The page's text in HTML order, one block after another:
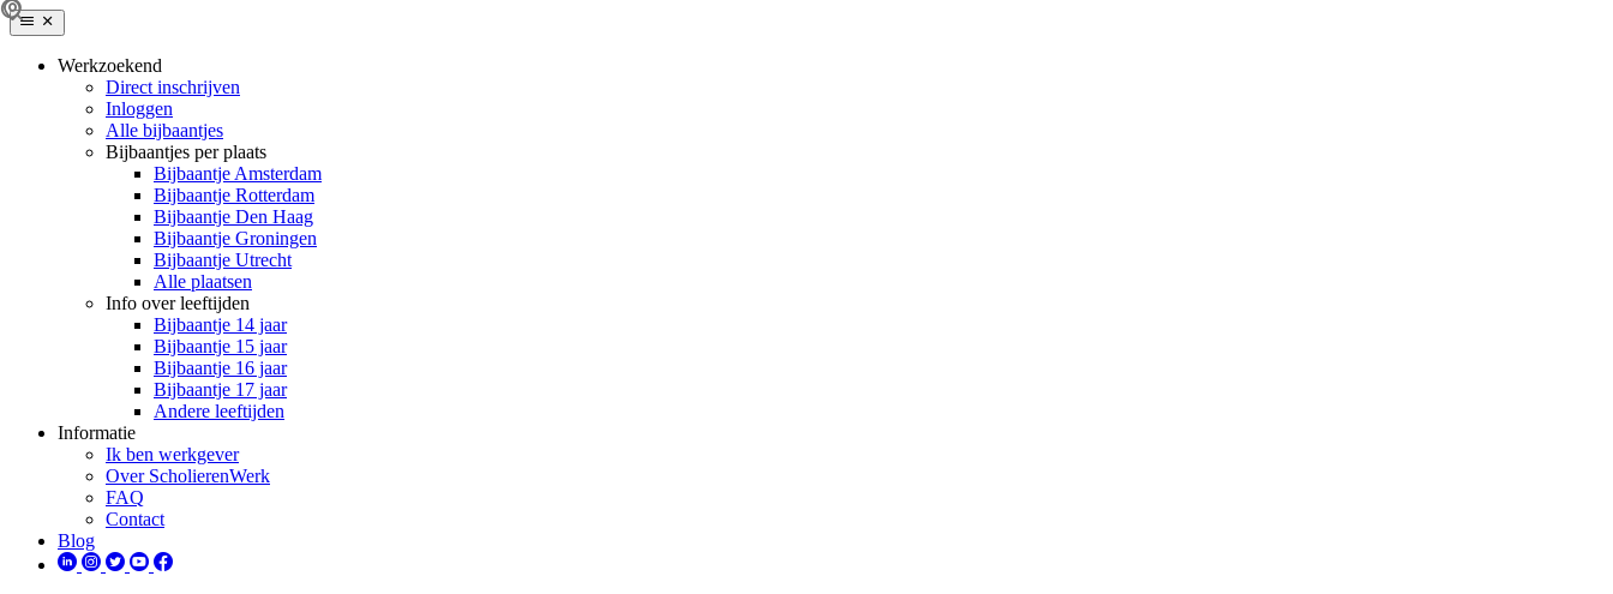
Werkzoekend
Direct inschrijven
Inloggen
Alle bijbaantjes
Bijbaantjes per plaats
Bijbaantje Amsterdam
Bijbaantje Rotterdam
Bijbaantje Den Haag
Bijbaantje Groningen
Bijbaantje Utrecht
Alle plaatsen
Info over leeftijden
Bijbaantje 14 jaar
Bijbaantje 15 jaar
Bijbaantje 16 jaar
Bijbaantje 17 jaar
Andere leeftijden
Informatie
Ik ben werkgever
Over ScholierenWerk
FAQ
Contact
Blog